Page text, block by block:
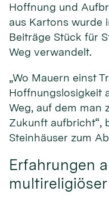
Hoffnung und
aus Kartons wurde
Beiträge Stück für
Weg verwandelt.
„Wo Mauern einst
Hoffnungslosigkeit
Weg, auf dem man
Zukunft aufbricht“,
Steinhäuser zum
Erfahrungen